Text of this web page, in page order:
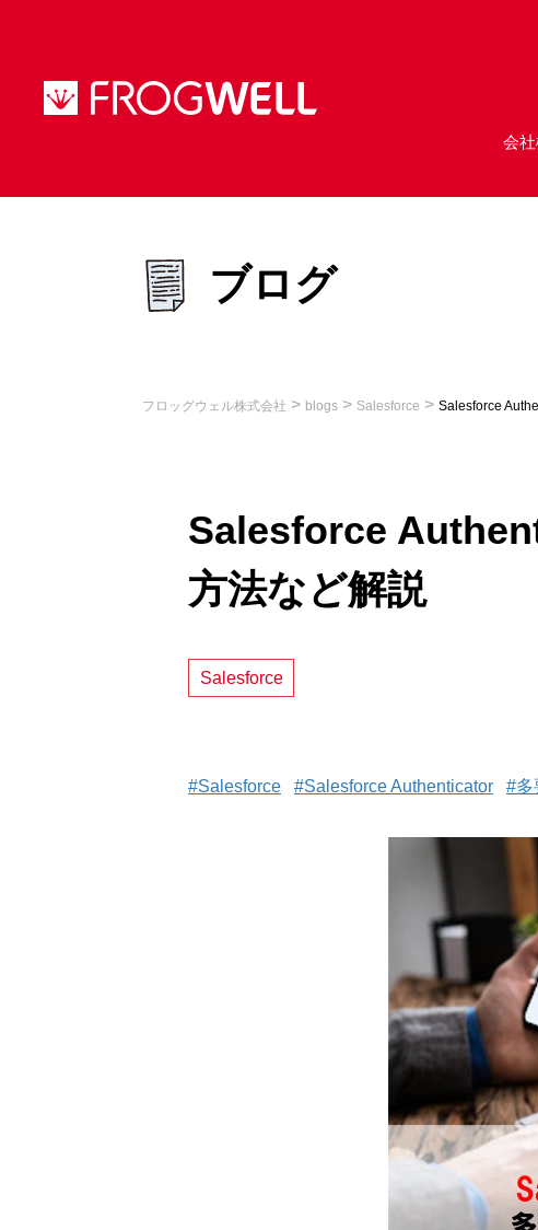
会
ブログ
フロッグウェル株式会社 > blogs > Salesforce > Salesforce
Salesforce
方法など解説
Salesforce
#Salesforce #Salesforce Authenticator #多